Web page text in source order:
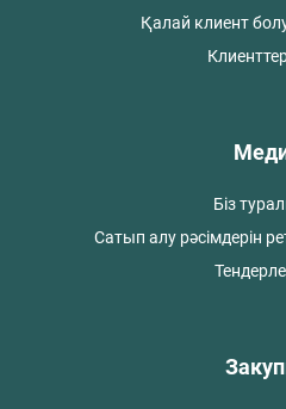
Қалай клиент
Біз
Сатып алу рәсімдерін